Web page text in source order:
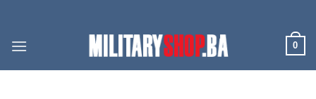
content
0